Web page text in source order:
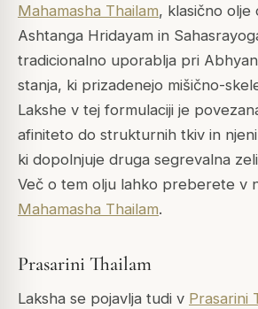
Mahamasha Thailam, klasično olje
Ashtanga Hridayam in
tradicionalno uporablja pri
stanja, ki prizadenejo mišično-
Lakshe v tej formulaciji je
afiniteto do strukturnih tkiv in
ki dopolnjuje druga segrevalna
Več o tem olju lahko preberete v
Mahamasha Thailam.
Prasarini Thailam
Laksha se pojavlja tudi v Prasarini